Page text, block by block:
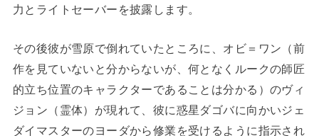
力とライトセーバーを披露します。
その後彼が雪原で倒れていたところに、オビ＝ワン（前
作を見ていないと分からないが、何となくルークの師匠
的立ち位置のキャラクターであることは分かる）のヴィ
ジョン（霊体）が現れて、彼に惑星ダゴバに向かいジェ
ダイマスターのヨーダから修業を受けるように指示され